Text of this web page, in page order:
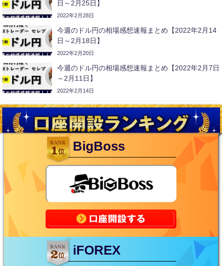
日～2月25日】
2022年2月28日
今週のドル円の相場感想速報まとめ【2022年2月14
日～2月18日】
2022年2月20日
今週のドル円の相場感想速報まとめ【2022年2月7日
～2月11日】
2022年2月14日
BigBoss
iFOREX